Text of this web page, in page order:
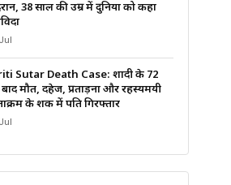
38 साल की उम्र में दुनिया को कहा
Sutar Death Case: शादी के 72
बाद मौत, दहेज, प्रताड़ना और रहस्यमयी
के शक में पति गिरफ्तार